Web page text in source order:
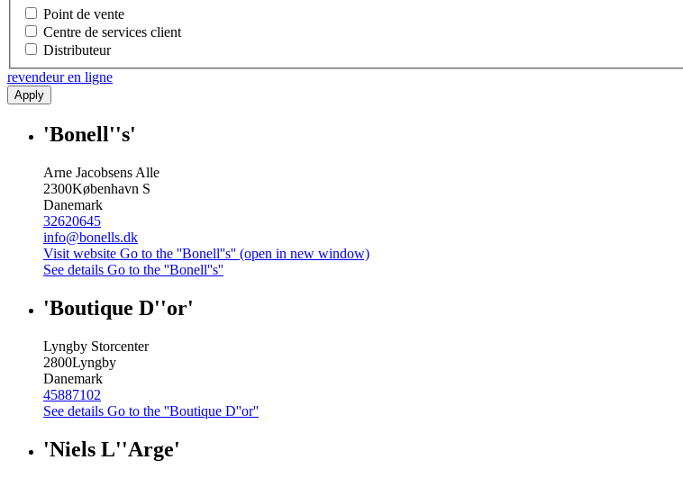
Point de vente
Centre de services client
Distributeur
revendeur en ligne
Apply
'Bonell''s'
Arne Jacobsens Alle
2300København S
Danemark
32620645
info@bonells.dk
Visit website Go to the ''Bonell''s'' (open in new window)
See details Go to the ''Bonell''s''
'Boutique D''or'
Lyngby Storcenter
2800Lyngby
Danemark
45887102
See details Go to the ''Boutique D''or''
'Niels L''Arge'